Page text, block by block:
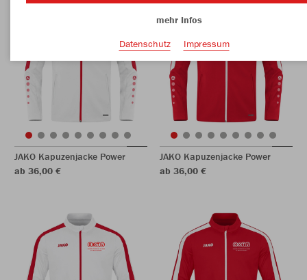
JAKO Kapuzenjacke Power
ab 36,00 €
JAKO Kapuzenjacke Power
ab 36,00 €
mehr Infos
Datenschutz
Impressum